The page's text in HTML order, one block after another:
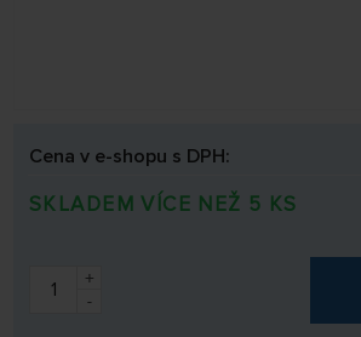
Cena v e-shopu s DPH:
SKLADEM VÍCE NEŽ 5 KS
+
-